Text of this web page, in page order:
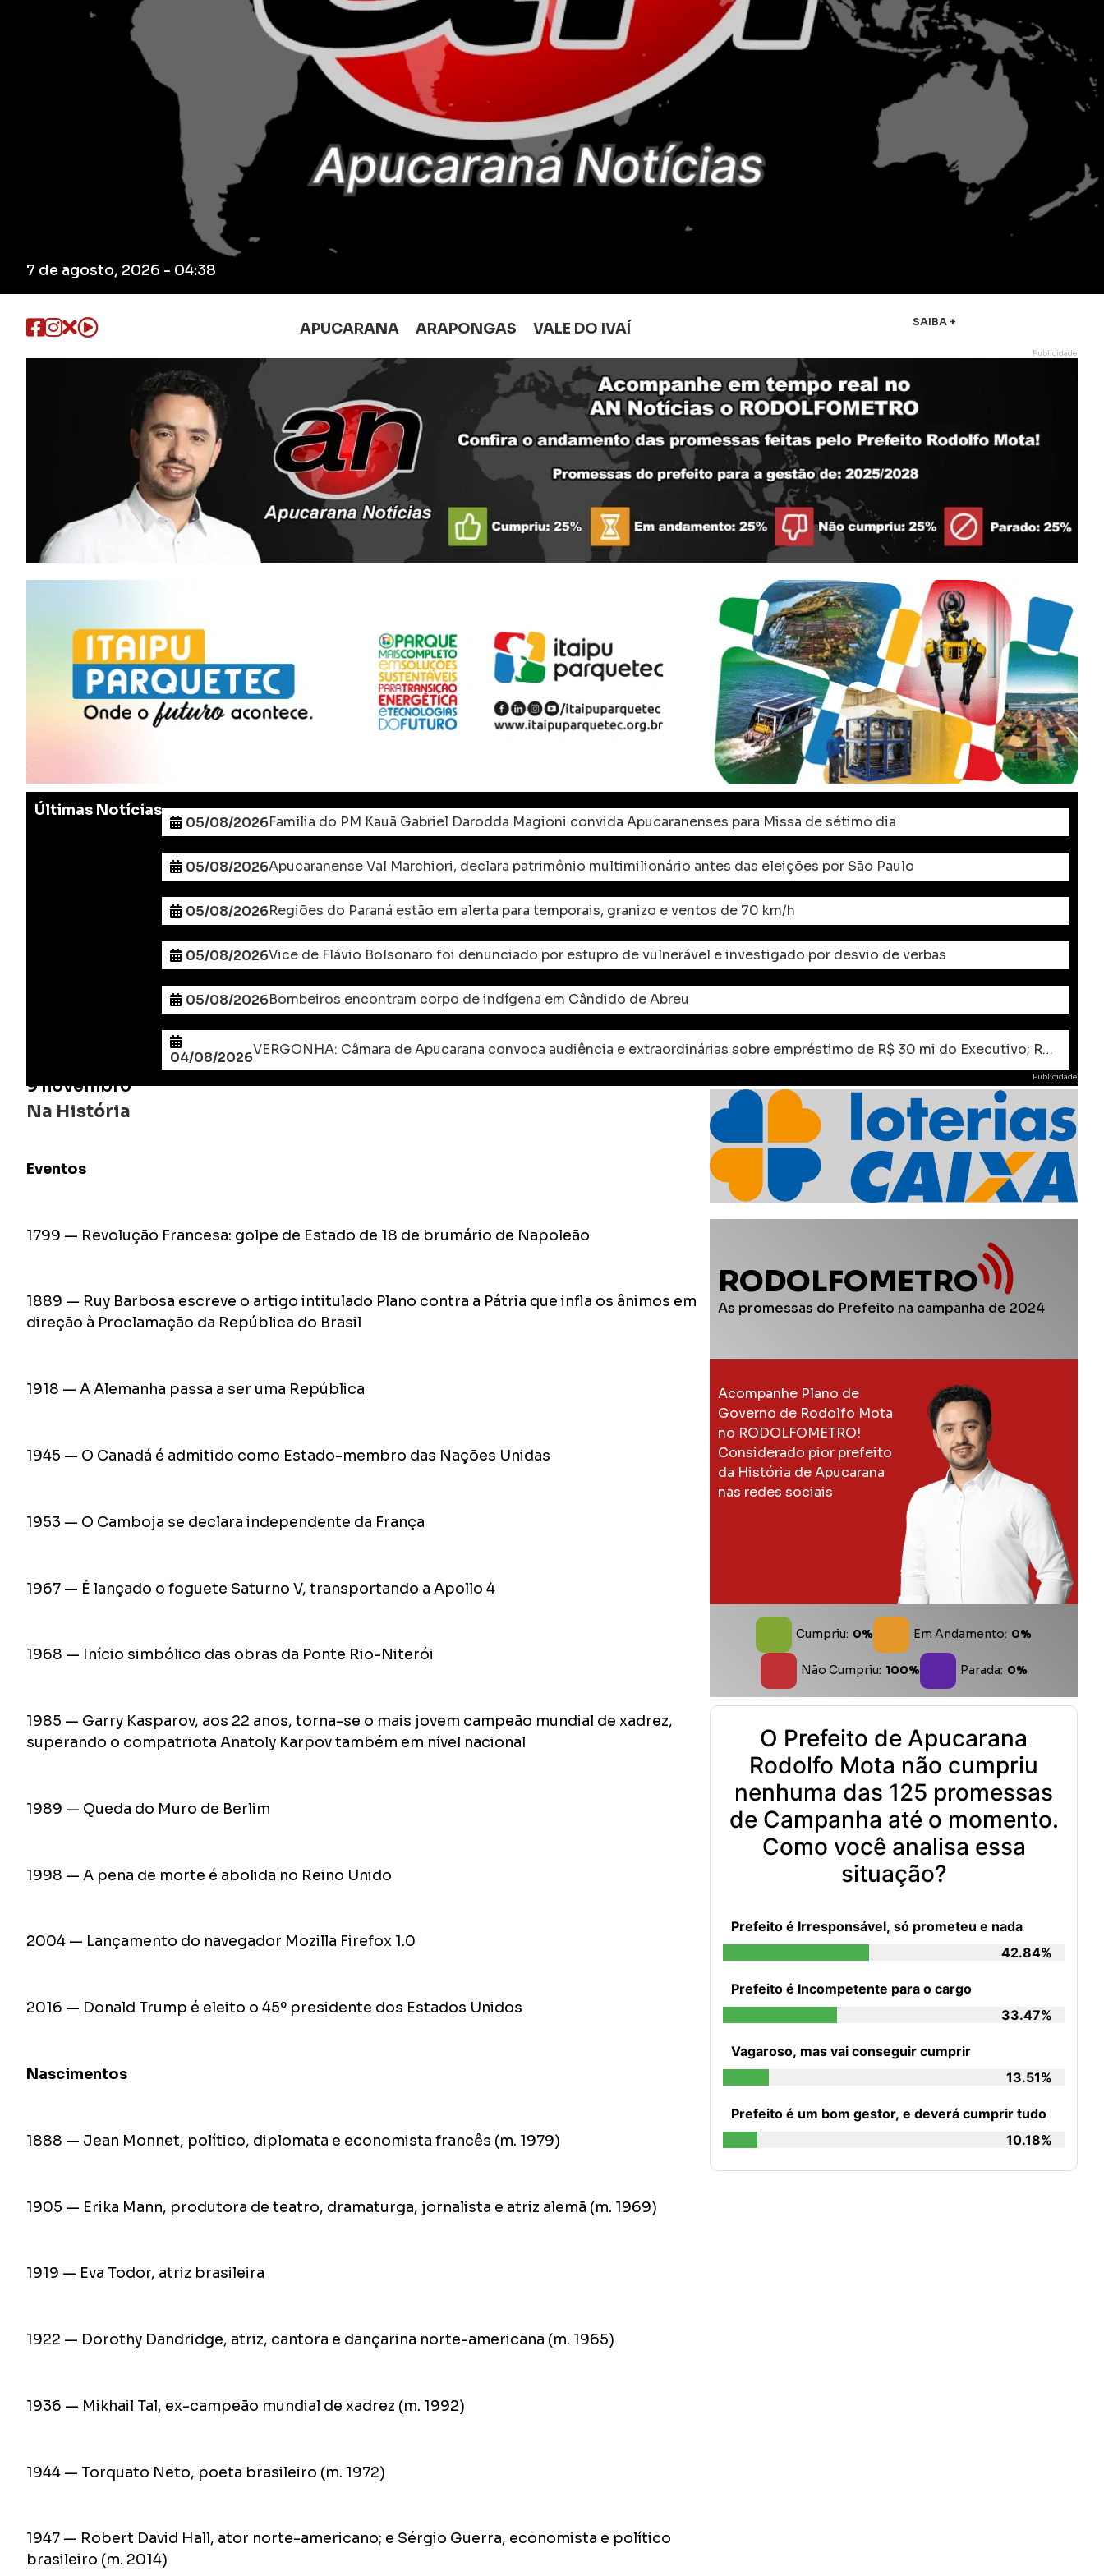
7 de agosto, 2026 - 04:38
APUCARANA ARAPONGAS VALE DO IVAÍ SAIBA +
Publicidade
Últimas Notícias
05/08/2026Família do PM Kauã Gabriel Darodda Magioni convida Apucaranenses para Missa de sétimo dia
05/08/2026Apucaranense Val Marchiori, declara patrimônio multimilionário antes das eleições por São Paulo
05/08/2026Regiões do Paraná estão em alerta para temporais, granizo e ventos de 70 km/h
05/08/2026Vice de Flávio Bolsonaro foi denunciado por estupro de vulnerável e investigado por desvio de verbas
05/08/2026Bombeiros encontram corpo de indígena em Cândido de Abreu
04/08/2026 VERGONHA: Câmara de Apucarana convoca audiência e extraordinárias sobre empréstimo de R$ 30 mi do Executivo; Rodolfo deve boicotar audiência Pública
9 novembro
Na História
Eventos
1799 — Revolução Francesa: golpe de Estado de 18 de brumário de Napoleão
1889 — Ruy Barbosa escreve o artigo intitulado Plano contra a Pátria que infla os ânimos em
direção à Proclamação da República do Brasil
1918 — A Alemanha passa a ser uma República
1945 — O Canadá é admitido como Estado-membro das Nações Unidas
1953 — O Camboja se declara independente da França
1967 — É lançado o foguete Saturno V, transportando a Apollo 4
1968 — Início simbólico das obras da Ponte Rio-Niterói
1985 — Garry Kasparov, aos 22 anos, torna-se o mais jovem campeão mundial de xadrez,
superando o compatriota Anatoly Karpov também em nível nacional
1989 — Queda do Muro de Berlim
1998 — A pena de morte é abolida no Reino Unido
2004 — Lançamento do navegador Mozilla Firefox 1.0
2016 — Donald Trump é eleito o 45º presidente dos Estados Unidos
Nascimentos
1888 — Jean Monnet, político, diplomata e economista francês (m. 1979)
1905 — Erika Mann, produtora de teatro, dramaturga, jornalista e atriz alemã (m. 1969)
1919 — Eva Todor, atriz brasileira
1922 — Dorothy Dandridge, atriz, cantora e dançarina norte-americana (m. 1965)
1936 — Mikhail Tal, ex-campeão mundial de xadrez (m. 1992)
1944 — Torquato Neto, poeta brasileiro (m. 1972)
1947 — Robert David Hall, ator norte-americano; e Sérgio Guerra, economista e político
brasileiro (m. 2014)
Publicidade
RODOLFOMETRO
As promessas do Prefeito na campanha de 2024
Acompanhe Plano de
Governo de Rodolfo Mota
no RODOLFOMETRO!
Considerado pior prefeito
da História de Apucarana
nas redes sociais
Cumpriu: 0% Em Andamento: 0%
Não Cumpriu: 100% Parada: 0%
O Prefeito de Apucarana
Rodolfo Mota não cumpriu
nenhuma das 125 promessas
de Campanha até o momento.
Como você analisa essa
situação?
Prefeito é Irresponsável, só prometeu e nada
42.84%
Prefeito é Incompetente para o cargo
33.47%
Vagaroso, mas vai conseguir cumprir
13.51%
Prefeito é um bom gestor, e deverá cumprir tudo
10.18%